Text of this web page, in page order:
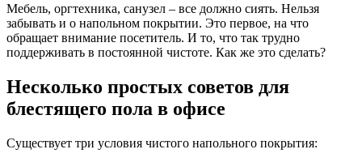
Мебель, оргтехника, санузел – все должно сиять. Нельзя
забывать и о напольном покрытии. Это первое, на что
обращает внимание посетитель. И то, что так трудно
поддерживать в постоянной чистоте. Как же это сделать?
Несколько простых советов для
блестящего пола в офисе
Существует три условия чистого напольного покрытия: